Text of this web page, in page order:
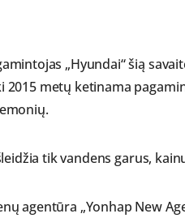
„Hyundai“ šią
2015 metų ketinama
tik vandens garus,
agentūra „Yonhap New